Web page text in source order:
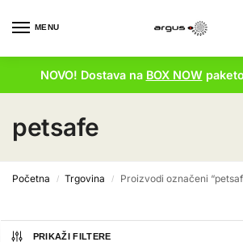
MENU
NOVO! Dostava na BOX NOW
petsafe
Početna / Trgovina / Proizvodi označeni
PRIKAŽI FILTERE